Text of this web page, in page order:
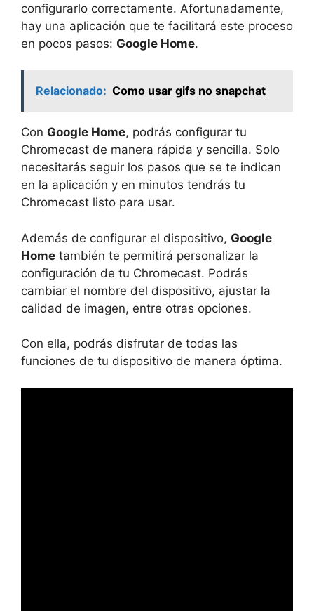
configurarlo correctamente. Afortunadamente,
hay una aplicación que te facilitará este proceso
en pocos pasos: Google Home.
Relacionado: Como usar gifs no snapchat
Con Google Home, podrás configurar tu
Chromecast de manera rápida y sencilla. Solo
necesitarás seguir los pasos que se te indican
en la aplicación y en minutos tendrás tu
Chromecast listo para usar.
Además de configurar el dispositivo, Google
Home también te permitirá personalizar la
configuración de tu Chromecast. Podrás
cambiar el nombre del dispositivo, ajustar la
calidad de imagen, entre otras opciones.
Con ella, podrás disfrutar de todas las
funciones de tu dispositivo de manera óptima.